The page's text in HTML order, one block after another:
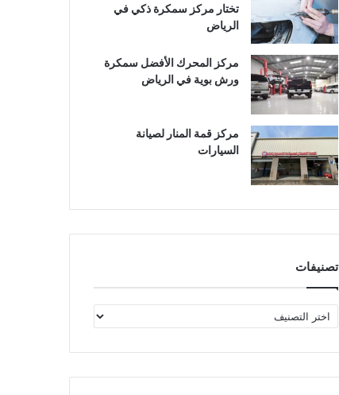
تختار مركز سمكرة ذكي في
الرياض
مركز المحرك الأفضل سمكرة
ورش بوية في الرياض
مركز قمة المنار لصيانة
السيارات
تصنيفات
ص
ف